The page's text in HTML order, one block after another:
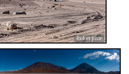
4x4 et piste